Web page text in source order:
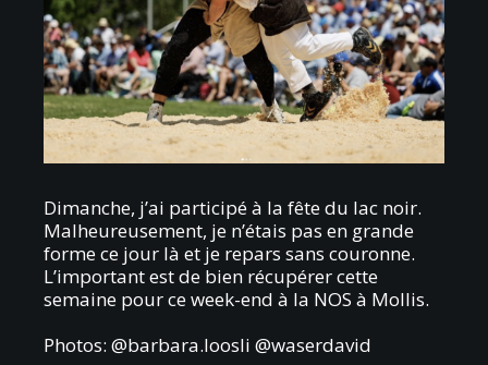
Dimanche, j’ai participé à la fête du lac noir.
Malheureusement, je n’étais pas en grande
forme ce jour là et je repars sans couronne.
L’important est de bien récupérer cette
semaine pour ce week-end à la NOS à Mollis.
Photos: @barbara.loosli @waserdavid